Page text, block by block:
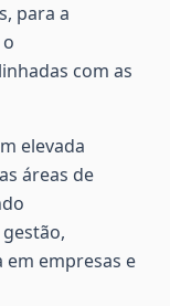
para a
com as
elevada
áreas de
empresas e